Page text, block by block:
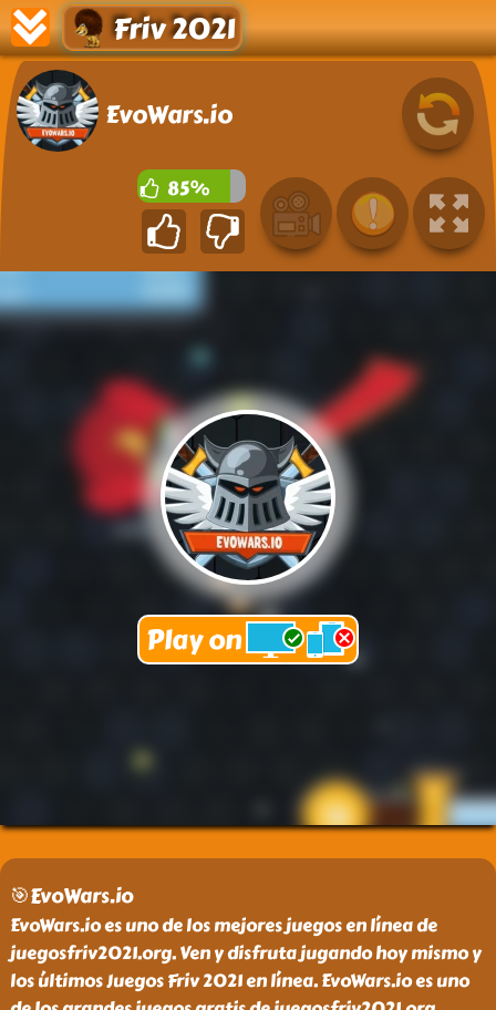
Friv 2021
EvoWars.io
85%
🎯EvoWars.io
EvoWars.io es uno de los mejores juegos en línea de
juegosfriv2021.org. Ven y disfruta jugando hoy mismo y
los últimos Juegos Friv 2021 en línea. EvoWars.io es uno